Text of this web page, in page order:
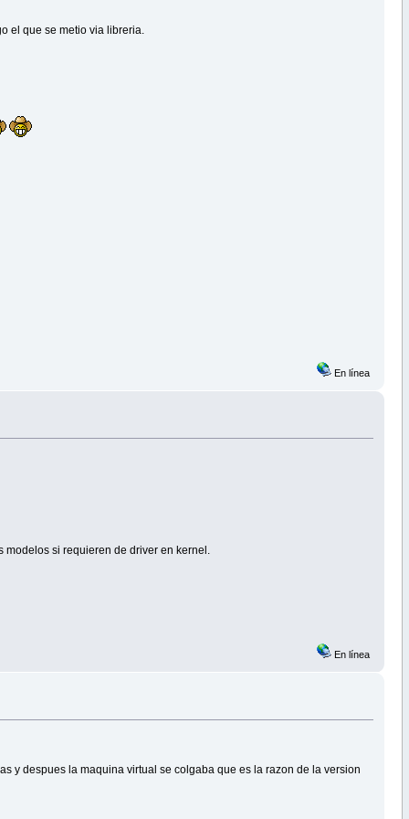
el que se metio via libreria.
En línea
modelos si requieren de driver en kernel.
En línea
y despues la maquina virtual se colgaba que es la razon de la version